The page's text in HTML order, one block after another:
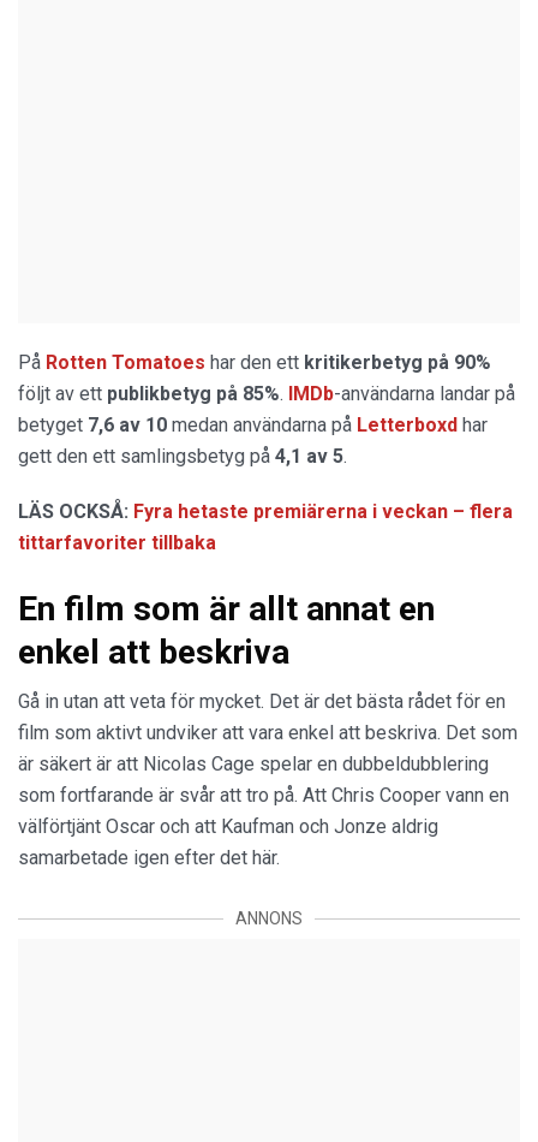
På Rotten Tomatoes har den ett kritikerbetyg på 90%
följt av ett publikbetyg på 85%. IMDb-användarna landar på
betyget 7,6 av 10 medan användarna på Letterboxd har
gett den ett samlingsbetyg på 4,1 av 5.
LÄS OCKSÅ: Fyra hetaste premiärerna i veckan – flera
tittarfavoriter tillbaka
En film som är allt annat en
enkel att beskriva
Gå in utan att veta för mycket. Det är det bästa rådet för en
film som aktivt undviker att vara enkel att beskriva. Det som
är säkert är att Nicolas Cage spelar en dubbeldubblering
som fortfarande är svår att tro på. Att Chris Cooper vann en
välförtjänt Oscar och att Kaufman och Jonze aldrig
samarbetade igen efter det här.
ANNONS